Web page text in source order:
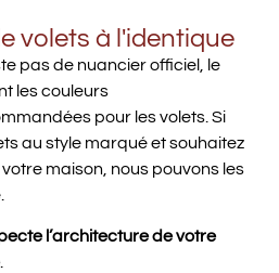
volets à l'identique
pas de nuancier officiel, le
les couleurs
pour les volets. Si
au style marqué et souhaitez
maison, nous pouvons les
l’architecture de votre
.